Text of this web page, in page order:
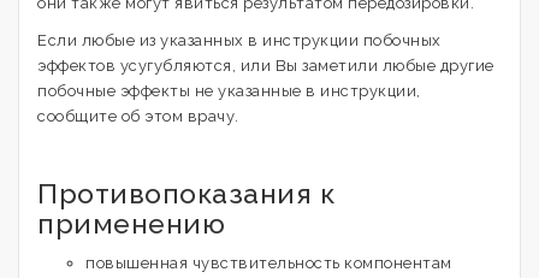
Если любые из указанных в инструкции побочных
эффектов усугубляются, или Вы заметили любые другие
побочные эффекты не указанные в инструкции,
сообщите об этом врачу.
Противопоказания к
применению
повышенная чувствительность компонентам